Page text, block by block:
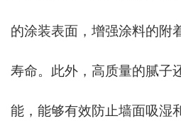
的涂装表面，增强涂料的附
寿命。此外，高质量的腻子
能，能够有效防止墙面吸湿